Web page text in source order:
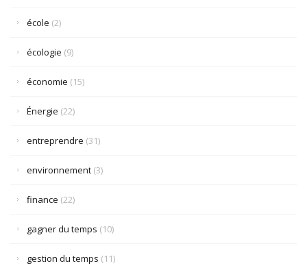
école (2)
écologie (9)
économie (15)
Énergie (22)
entreprendre (31)
environnement (3)
finance (22)
gagner du temps (10)
gestion du temps (11)